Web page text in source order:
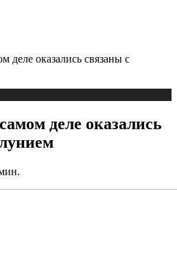
деле оказались связаны с
деле оказались